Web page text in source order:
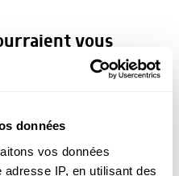
données
vos données
IP, en utilisant des
vous